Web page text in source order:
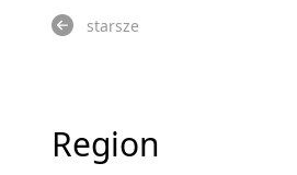
starsze
Region